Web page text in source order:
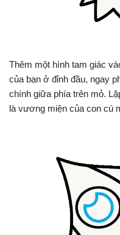
Thêm một hình tam giác
của bạn ở đỉnh đầu, ngay
chính giữa phía trên mỏ.
là vương miện của con cú